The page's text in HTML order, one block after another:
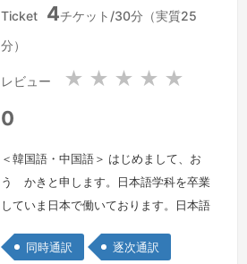
華
共
本
Ticket 4チケット/30分（実質25
分）
レビュー ★ ★ ★ ★ ★
0
＜韓国語・中国語＞ はじめまして、お
う かきと申します。日本語学科を卒業
していま日本で働いております。日本語
ベルです。どうぞよろしくお願いいたし
同時通訳 逐次通訳